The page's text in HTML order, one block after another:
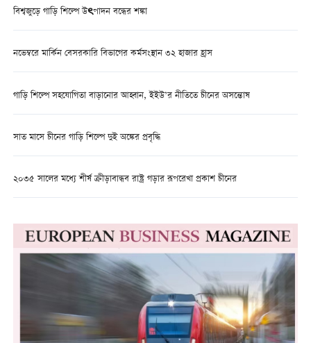
বিশ্বজুড়ে গাড়ি শিল্পে উৎপাদন বন্ধের শঙ্কা
নভেম্বরে মার্কিন বেসরকারি বিভাগের কর্মসংস্থান ৩২ হাজার হ্রাস
গাড়ি শিল্পে সহযোগিতা বাড়ানোর আহ্বান, ইইউ’র নীতিতে চীনের অসন্তোষ
সাত মাসে চীনের গাড়ি শিল্পে দুই অঙ্কের প্রবৃদ্ধি
২০৩৫ সালের মধ্যে শীর্ষ ক্রীড়াবান্ধব রাষ্ট্র গড়ার রূপরেখা প্রকাশ চীনের